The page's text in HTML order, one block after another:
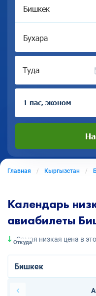
Туда
1 пас, эконом
Главная Кыргызстан
Календарь
авиабилеты
Самая низкая цена в
Откуда